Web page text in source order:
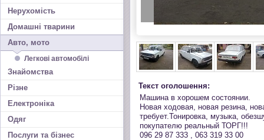
Нерухомість
Домашні тварини
Авто, мото
Легкові автомобілі
Знайомства
Різне
Електроніка
Одяг
Послуги та бізнес
Текст оголошення:
Машина в хорошем состоянии.
Новая ходовая, новая резина,
требует.Тонировка, музыка,
покупателю реальный ТОРГ!!!
096 29 87 333 , 063 319 33 00